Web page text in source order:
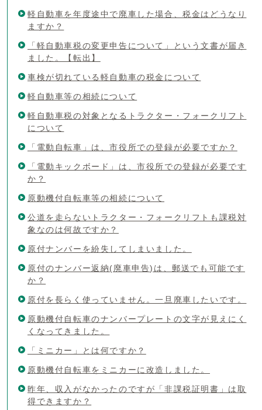
軽自動車を年度途中で廃車した場合、税金はどうなり
ますか？
「軽自動車税の変更申告について」という文書が届き
ました。【転出】
車検が切れている軽自動車の税金について
軽自動車等の相続について
軽自動車税の対象となるトラクター・フォークリフト
について
「電動自転車」は、市役所での登録が必要ですか？
「電動キックボード」は、市役所での登録が必要です
か？
原動機付自転車等の相続について
公道を走らないトラクター・フォークリフトも課税対
象なのは何故ですか？
原付ナンバーを紛失してしまいました。
原付のナンバー返納(廃車申告)は、郵送でも可能です
か？
原付を長らく使っていません。一旦廃車したいです。
原動機付自転車のナンバープレートの文字が見えにく
くなってきました。
「ミニカー」とは何ですか？
原動機付自転車をミニカーに改造しました。
昨年、収入がなかったのですが「非課税証明書」は取
得できますか？